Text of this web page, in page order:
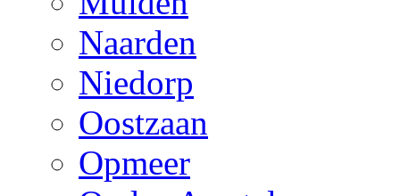
Naarden
Niedorp
Oostzaan
Opmeer